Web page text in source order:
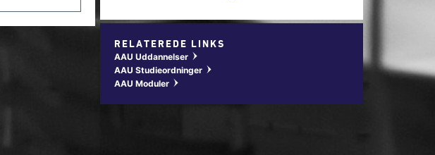
RELATEREDE LINKS
AAU Uddannelser w
AAU Studieordninger w
AAU Moduler w